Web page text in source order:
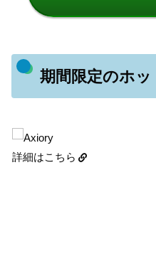
期間限定のホ
詳細はこちら